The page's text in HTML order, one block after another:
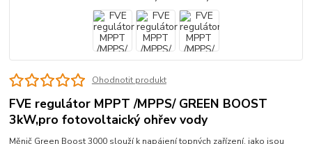
Ohodnotit produkt
FVE regulátor MPPT /MPPS/ GREEN BOOST
3kW,pro fotovoltaický ohřev vody
Měnič Green Boost 3000 slouží k napájení topných zařízení, jako jsou